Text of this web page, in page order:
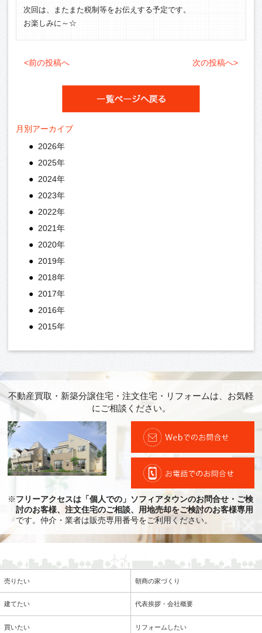
次回は、またまた税制等をお伝えする予定です。
お楽しみに～☆
<前の投稿へ 次の投稿へ>
月別アーカイブ
2026年
2025年
2024年
2023年
2022年
2021年
2020年
2019年
2018年
2017年
2016年
2015年
不動産買取・新築分譲住宅・注文住宅・リフォームは、お気軽
にご相談ください。
※フリーアクセスは「個人での」ソフィアタウンのお問合せ・ご検
討のお客様、注文住宅のご相談、用地売却をご検討のお客様専用
です。仲介・業者は販売専用番号をご利用ください。
売りたい 朝商の家づくり
建てたい 代表挨拶・会社概要
買いたい リフォームしたい